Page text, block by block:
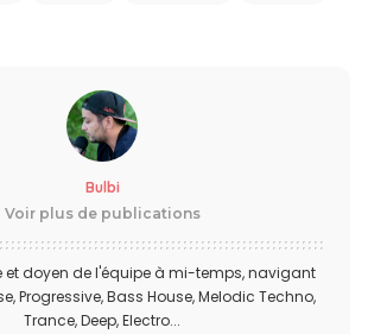
Bulbi
Voir plus de publications
et doyen de l'équipe à mi-temps, navigant
Progressive, Bass House, Melodic Techno,
Trance, Deep, Electro...